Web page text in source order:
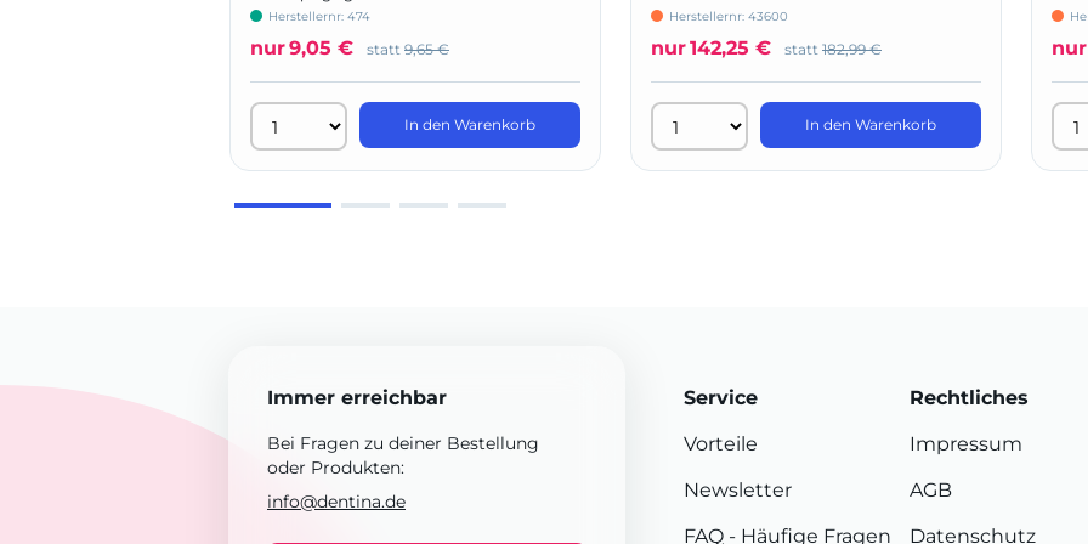
Herstellernr: 474
nur9,05 € statt 9,65 €
In den Warenkorb
Herstellernr: 43600
nur142,25 € statt 182,99 €
In den Warenkorb
nur
Immer erreichbar
Bei Fragen zu deiner Bestellung
oder Produkten:
info@dentina.de
Service
Vorteile
Newsletter
FAQ - Häufige Fragen
Rechtliches
Impressum
AGB
Datenschutz